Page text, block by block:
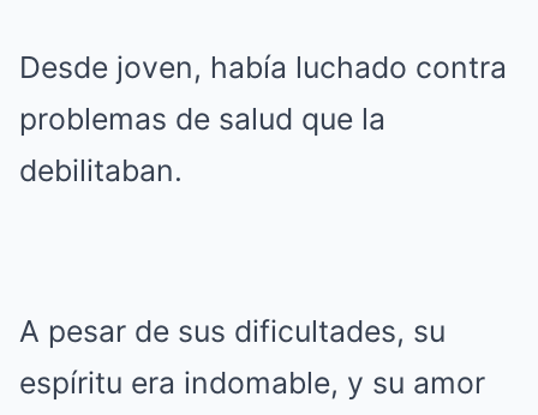
Desde joven, había luchado contra
problemas de salud que la
debilitaban.
A pesar de sus dificultades, su
espíritu era indomable, y su amor